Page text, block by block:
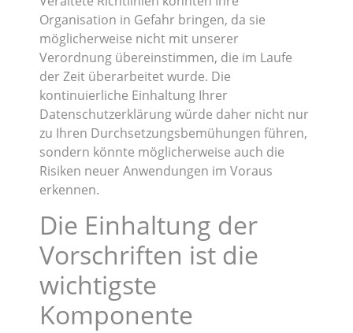
Organisation in Gefahr bringen, da sie
möglicherweise nicht mit unserer
Verordnung übereinstimmen, die im Laufe
der Zeit überarbeitet wurde. Die
kontinuierliche Einhaltung Ihrer
Datenschutzerklärung würde daher nicht nur
zu Ihren Durchsetzungsbemühungen führen,
sondern könnte möglicherweise auch die
Risiken neuer Anwendungen im Voraus
erkennen.
Die Einhaltung der
Vorschriften ist die
wichtigste
Komponente